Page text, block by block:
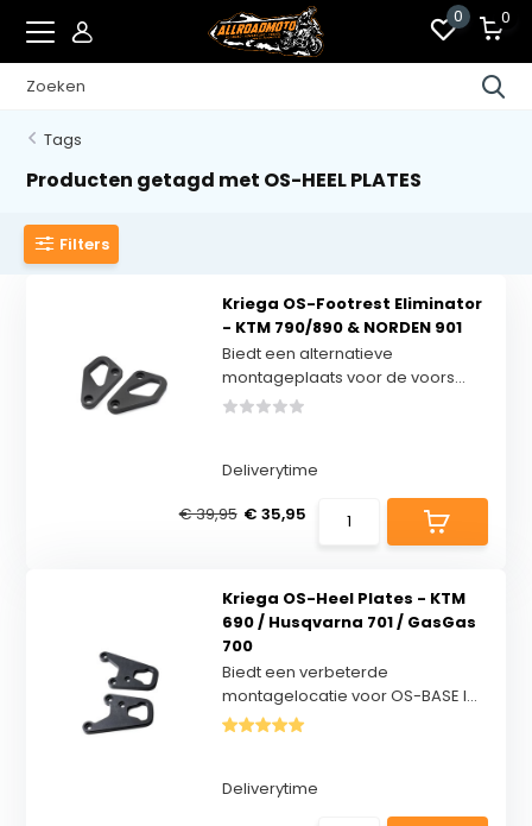
0 0
Tags
Producten getagd met OS-HEEL PLATES
Filters
Kriega OS-Footrest Eliminator
- KTM 790/890 & NORDEN 901
Biedt een alternatieve
montageplaats voor de voors...
Deliverytime
€ 39,95 € 35,95
Kriega OS-Heel Plates - KTM
690 / Husqvarna 701 / GasGas
700
Biedt een verbeterde
montagelocatie voor OS-BASE l...
Deliverytime